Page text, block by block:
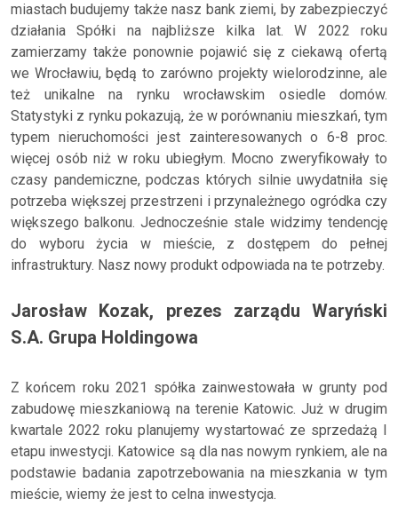
miastach budujemy także nasz bank ziemi, by zabezpieczyć
działania Spółki na najbliższe kilka lat. W 2022 roku
zamierzamy także ponownie pojawić się z ciekawą ofertą
we Wrocławiu, będą to zarówno projekty wielorodzinne, ale
też unikalne na rynku wrocławskim osiedle domów.
Statystyki z rynku pokazują, że w porównaniu mieszkań, tym
typem nieruchomości jest zainteresowanych o 6-8 proc.
więcej osób niż w roku ubiegłym. Mocno zweryfikowały to
czasy pandemiczne, podczas których silnie uwydatniła się
potrzeba większej przestrzeni i przynależnego ogródka czy
większego balkonu. Jednocześnie stale widzimy tendencję
do wyboru życia w mieście, z dostępem do pełnej
infrastruktury. Nasz nowy produkt odpowiada na te potrzeby.
Jarosław Kozak, prezes zarządu Waryński
S.A. Grupa Holdingowa
Z końcem roku 2021 spółka zainwestowała w grunty pod
zabudowę mieszkaniową na terenie Katowic. Już w drugim
kwartale 2022 roku planujemy wystartować ze sprzedażą I
etapu inwestycji. Katowice są dla nas nowym rynkiem, ale na
podstawie badania zapotrzebowania na mieszkania w tym
mieście, wiemy że jest to celna inwestycja.